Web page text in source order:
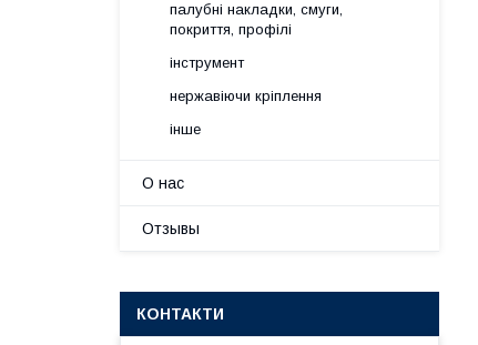
палубні накладки, смуги,
покриття, профілі
інструмент
нержавіючи кріплення
інше
О нас
Отзывы
КОНТАКТИ